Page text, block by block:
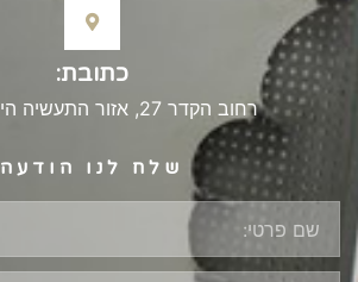
כתובת:
רחוב הקדר 27, אזור התעשיה הישן נתניה.
שלח לנו הודעה